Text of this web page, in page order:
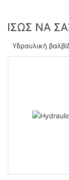
ΊΣΩΣ ΝΑ
Υδραυλική